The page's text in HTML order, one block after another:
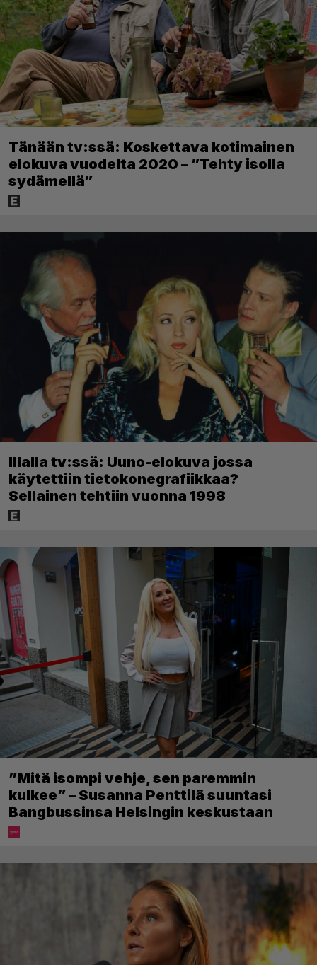
Tänään tv:ssä: Koskettava kotimainen
elokuva vuodelta 2020 – ”Tehty isolla
sydämellä”
Illalla tv:ssä: Uuno-elokuva jossa
käytettiin tietokonegrafiikkaa?
Sellainen tehtiin vuonna 1998
”Mitä isompi vehje, sen paremmin
kulkee” – Susanna Penttilä suuntasi
Bangbussinsa Helsingin keskustaan